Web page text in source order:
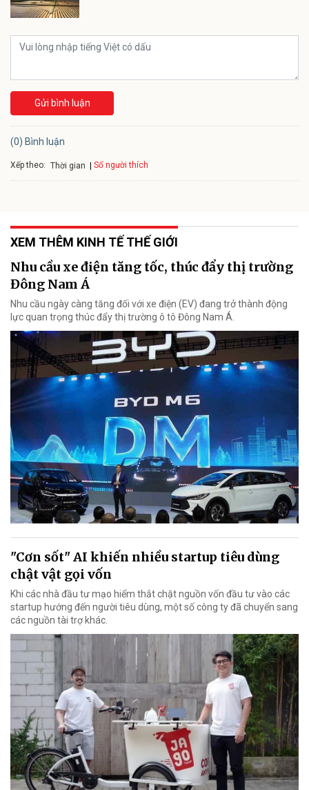
Gửi bình luận
(0) Bình luận
Xếp theo: Thời gian Số người thích
XEM THÊM KINH TẾ THẾ GIỚI
Nhu cầu xe điện tăng tốc, thúc đẩy thị trường
Đông Nam Á
Nhu cầu ngày càng tăng đối với xe điện (EV) đang trở thành động
lực quan trọng thúc đẩy thị trường ô tô Đông Nam Á.
"Cơn sốt" AI khiến nhiều startup tiêu dùng
chật vật gọi vốn
Khi các nhà đầu tư mạo hiểm thắt chặt nguồn vốn đầu tư vào các
startup hướng đến người tiêu dùng, một số công ty đã chuyển sang
các nguồn tài trợ khác.